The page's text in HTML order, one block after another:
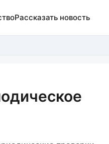
Рассказать новость